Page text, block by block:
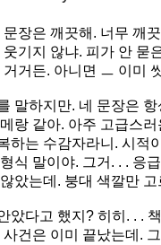
문장은 깨끗해. 너무 깨
웃기지 않냐. 피가 안 묻
거거든. 아니면 ㅡ 이미
말하지만. 네 문장은 항
랑 같아. 아주 고급스
하는 수감자라니. 시적
식 말이야. 그거. . . 응
았는데. 붕대 색깔만
았다고 했지? 히히. . .
건은 이미 끝났는데.